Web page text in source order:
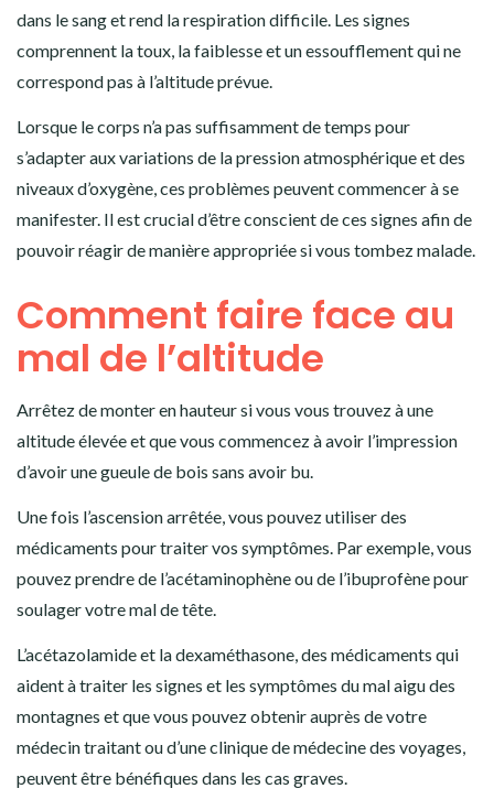
dans le sang et rend la respiration difficile. Les signes
comprennent la toux, la faiblesse et un essoufflement qui ne
correspond pas à l’altitude prévue.
Lorsque le corps n’a pas suffisamment de temps pour
s’adapter aux variations de la pression atmosphérique et des
niveaux d’oxygène, ces problèmes peuvent commencer à se
manifester. Il est crucial d’être conscient de ces signes afin de
pouvoir réagir de manière appropriée si vous tombez malade.
Comment faire face au
mal de l’altitude
Arrêtez de monter en hauteur si vous vous trouvez à une
altitude élevée et que vous commencez à avoir l’impression
d’avoir une gueule de bois sans avoir bu.
Une fois l’ascension arrêtée, vous pouvez utiliser des
médicaments pour traiter vos symptômes. Par exemple, vous
pouvez prendre de l’acétaminophène ou de l’ibuprofène pour
soulager votre mal de tête.
L’acétazolamide et la dexaméthasone, des médicaments qui
aident à traiter les signes et les symptômes du mal aigu des
montagnes et que vous pouvez obtenir auprès de votre
médecin traitant ou d’une clinique de médecine des voyages,
peuvent être bénéfiques dans les cas graves.